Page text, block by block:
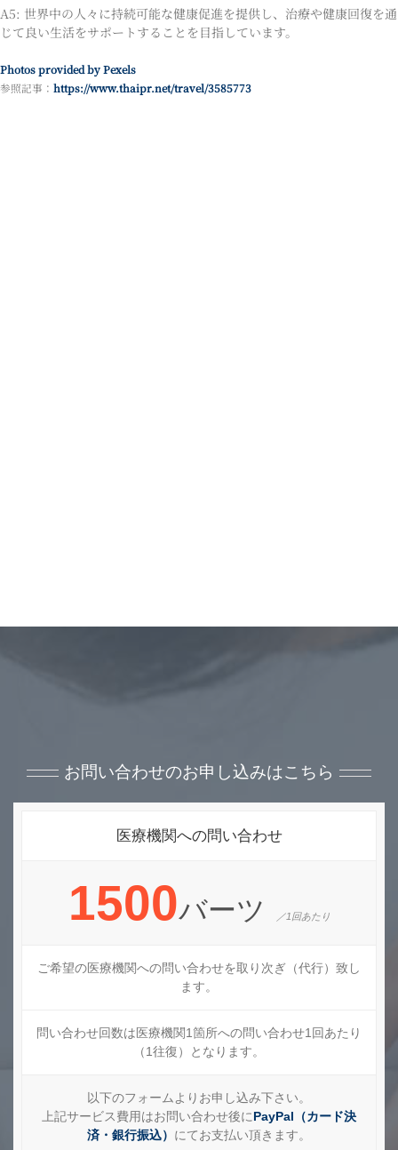
A5: 世界中の人々に持続可能な健康促進を提供し、治療や健康回復を通
じて良い生活をサポートすることを目指しています。
Photos provided by Pexels
参照記事： https://www.thaipr.net/travel/3585773
お問い合わせのお申し込みはこちら
医療機関への問い合わせ
1500バーツ ／1回あたり
ご希望の医療機関への問い合わせを取り次ぎ（代行）致し
ます。
問い合わせ回数は医療機関1箇所への問い合わせ1回あたり
（1往復）となります。
以下のフォームよりお申し込み下さい。
上記サービス費用はお問い合わせ後にPayPal（カード決
済・銀行振込） にてお支払い頂きます。